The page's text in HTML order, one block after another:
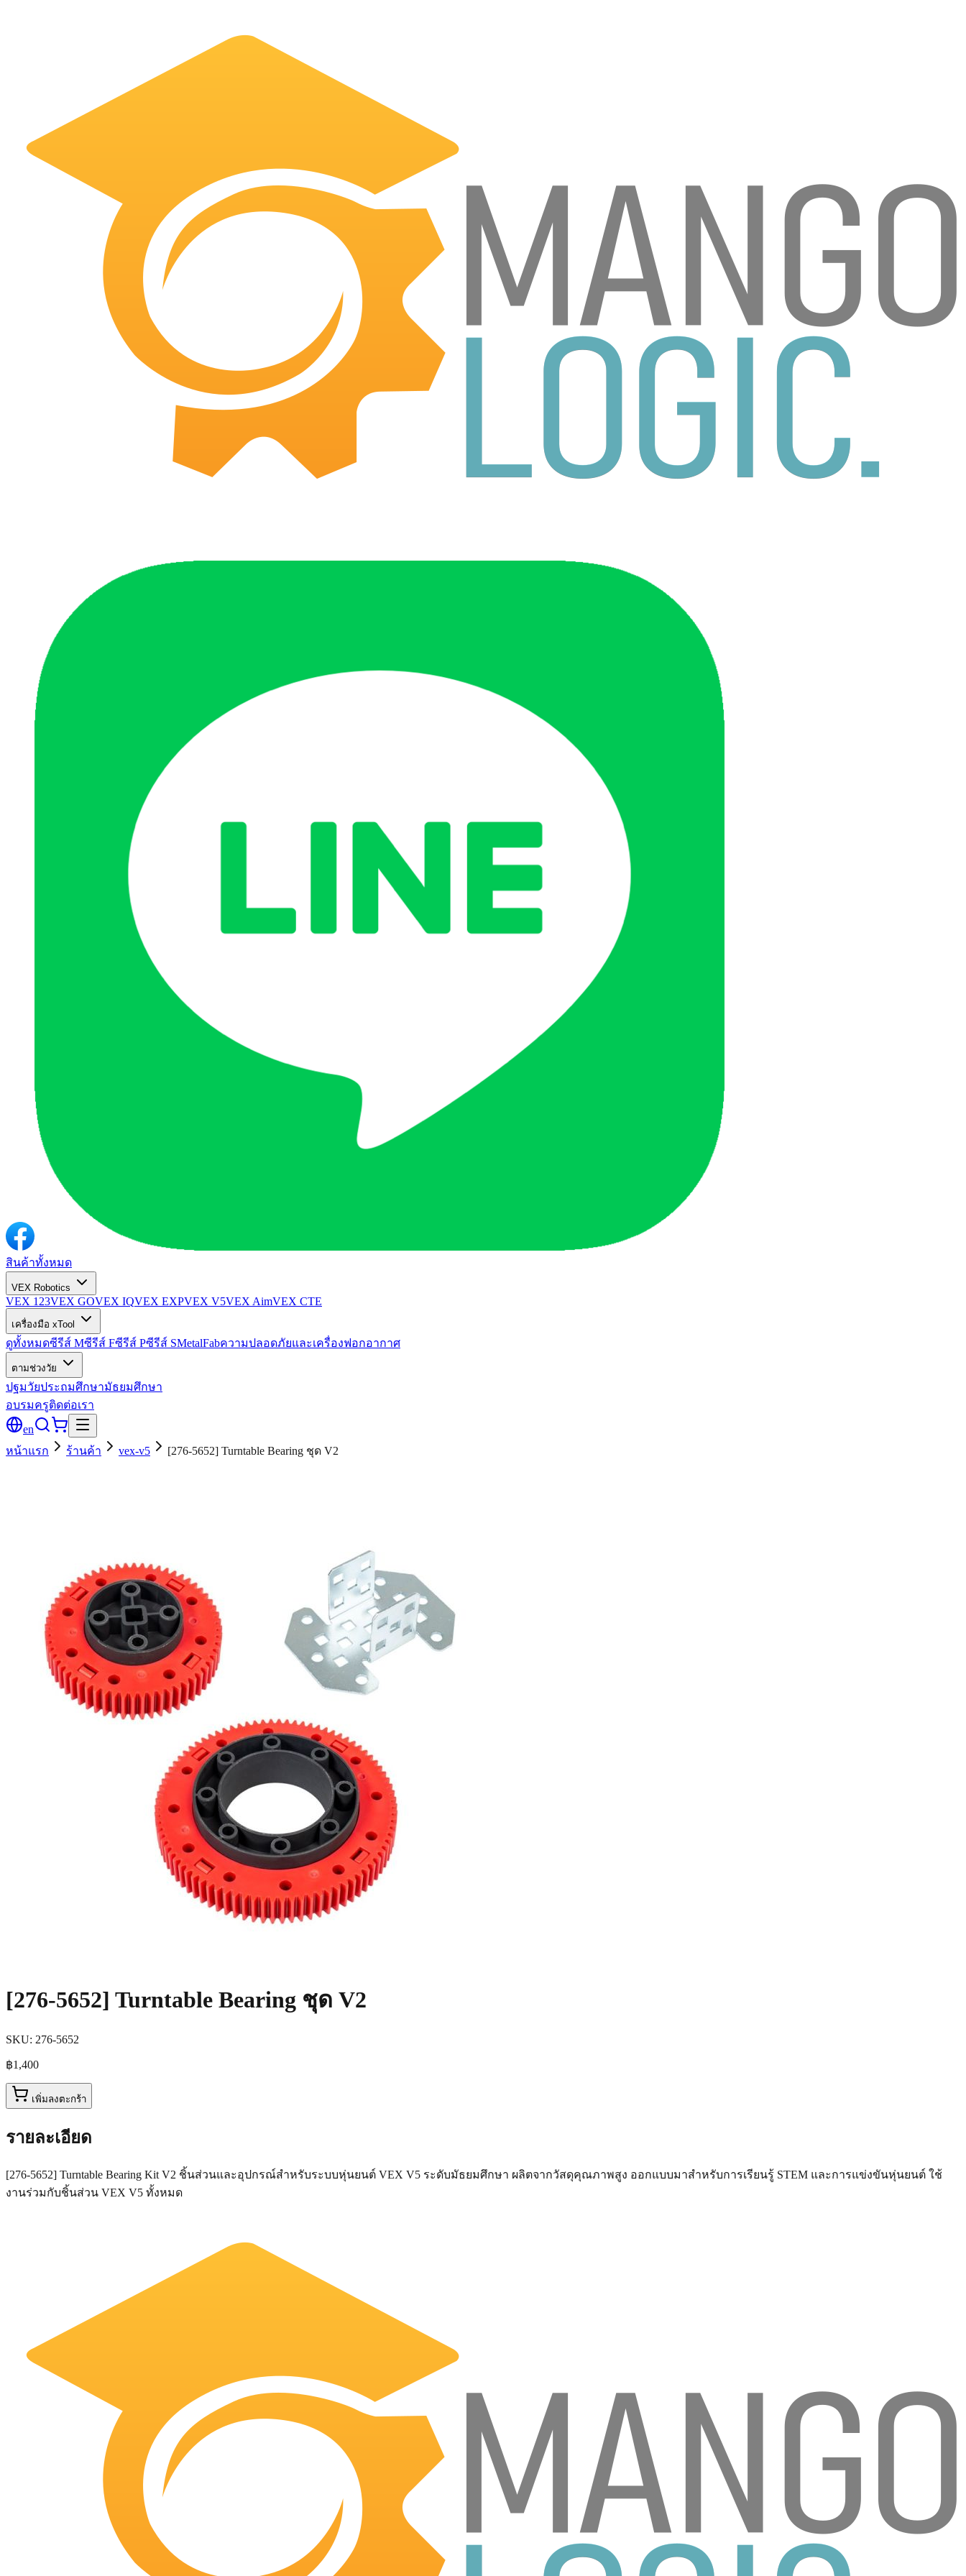
สินค้าทั้งหมด
VEX Robotics
VEX 123VEX GOVEX IQVEX EXPVEX V5VEX AimVEX CTE
เครื่องมือ xTool
ดูทั้งหมดซีรีส์ Mซีรีส์ Fซีรีส์ Pซีรีส์ SMetalFabความปลอดภัยและเครื่องฟอกอากาศ
ตามช่วงวัย
ปฐมวัยประถมศึกษามัธยมศึกษา
อบรมครูติดต่อเรา
en
หน้าแรก
ร้านค้า vex-v5 [276-5652] Turntable Bearing ชุด V2
[276-5652] Turntable Bearing ชุด V2
SKU: 276-5652
฿1,400
เพิ่มลงตะกร้า
รายละเอียด
[276-5652] Turntable Bearing Kit V2 ชิ้นส่วนและอุปกรณ์สำหรับระบบหุ่นยนต์ VEX V5 ระดับมัธยมศึกษา ผลิตจากวัสดุคุณภาพสูง ออกแบบมาสำหรับการเรียนรู้ STEM และการแข่งขันหุ่นยนต์ ใช้
งานร่วมกับชิ้นส่วน VEX V5 ทั้งหมด